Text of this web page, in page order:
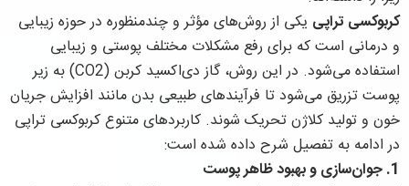
کربوکسی تراپی یکی از روش‌های مؤثر و چندمنظوره در حوزه زیبایی
و درمانی است که برای رفع مشکلات مختلف پوستی و زیبایی
استفاده می‌شود. در این روش، گاز دی‌اکسید کربن (CO2) به زیر
پوست تزریق می‌شود تا فرآیندهای طبیعی بدن مانند افزایش جریان
خون و تولید کلاژن تحریک شوند. کاربردهای متنوع کربوکسی تراپی
در ادامه به تفصیل شرح داده شده است:
1. جوان‌سازی و بهبود ظاهر پوست